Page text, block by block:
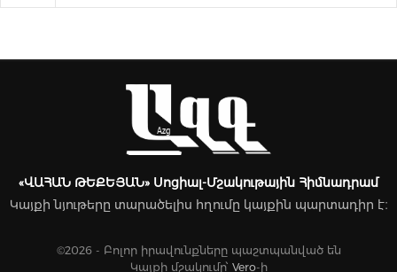
«ՎԱՀԱՆ ԹԵՔԵՅԱՆ» Սոցիալ-Մշակութային Հիմնադրամ
Կայքի նյութերը տարածելիս հղումը կայքին պարտադիր է։
©2026 - Բոլոր իրավունքները պաշտպանված են
Կայքի մշակումը՝ Vero-ի